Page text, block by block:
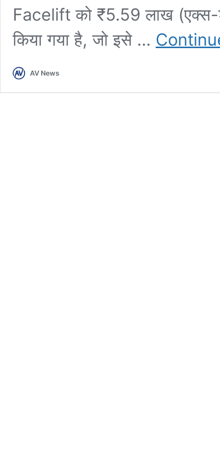
Facelift को ₹5.59 लाख
किया गया है, जो इसे …
AV News